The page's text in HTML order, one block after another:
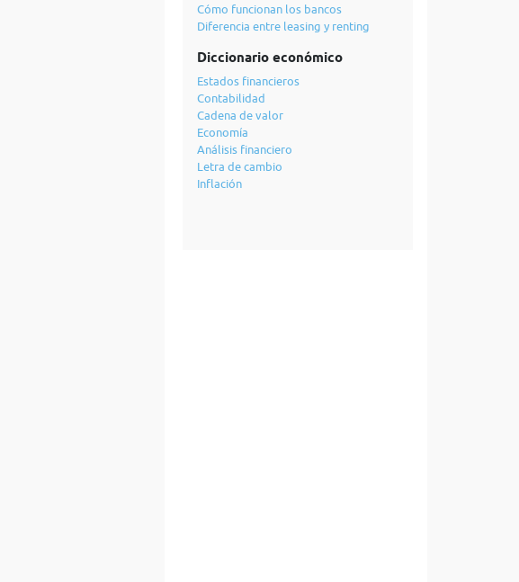
Cómo funcionan los bancos
Diferencia entre leasing y renting
Diccionario económico
Estados financieros
Contabilidad
Cadena de valor
Economía
Análisis financiero
Letra de cambio
Inflación